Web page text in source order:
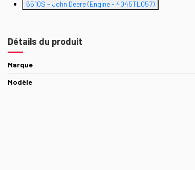
6510S - John Deere (Engine - 4045TL057)
Détails du produit
Marque
Modèle